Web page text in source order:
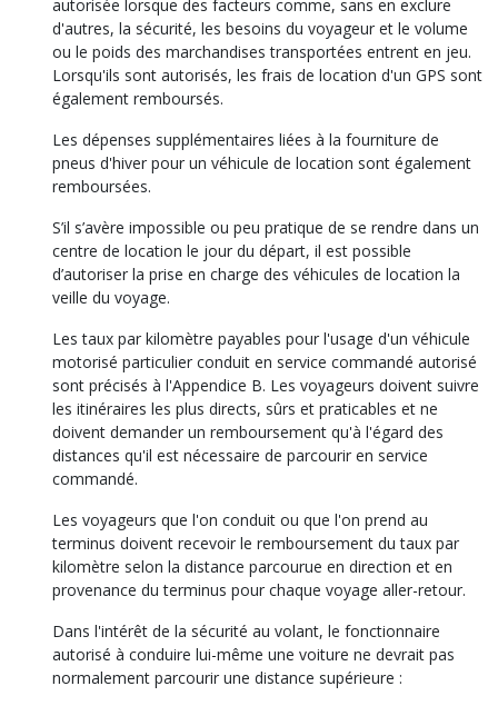
autorisée lorsque des facteurs comme, sans en exclure
d'autres, la sécurité, les besoins du voyageur et le volume
ou le poids des marchandises transportées entrent en jeu.
Lorsqu'ils sont autorisés, les frais de location d'un GPS sont
également remboursés.
Les dépenses supplémentaires liées à la fourniture de
pneus d'hiver pour un véhicule de location sont également
remboursées.
S’il s’avère impossible ou peu pratique de se rendre dans un
centre de location le jour du départ, il est possible
d’autoriser la prise en charge des véhicules de location la
veille du voyage.
Les taux par kilomètre payables pour l'usage d'un véhicule
motorisé particulier conduit en service commandé autorisé
sont précisés à l'Appendice B. Les voyageurs doivent suivre
les itinéraires les plus directs, sûrs et praticables et ne
doivent demander un remboursement qu'à l'égard des
distances qu'il est nécessaire de parcourir en service
commandé.
Les voyageurs que l'on conduit ou que l'on prend au
terminus doivent recevoir le remboursement du taux par
kilomètre selon la distance parcourue en direction et en
provenance du terminus pour chaque voyage aller-retour.
Dans l'intérêt de la sécurité au volant, le fonctionnaire
autorisé à conduire lui-même une voiture ne devrait pas
normalement parcourir une distance supérieure :